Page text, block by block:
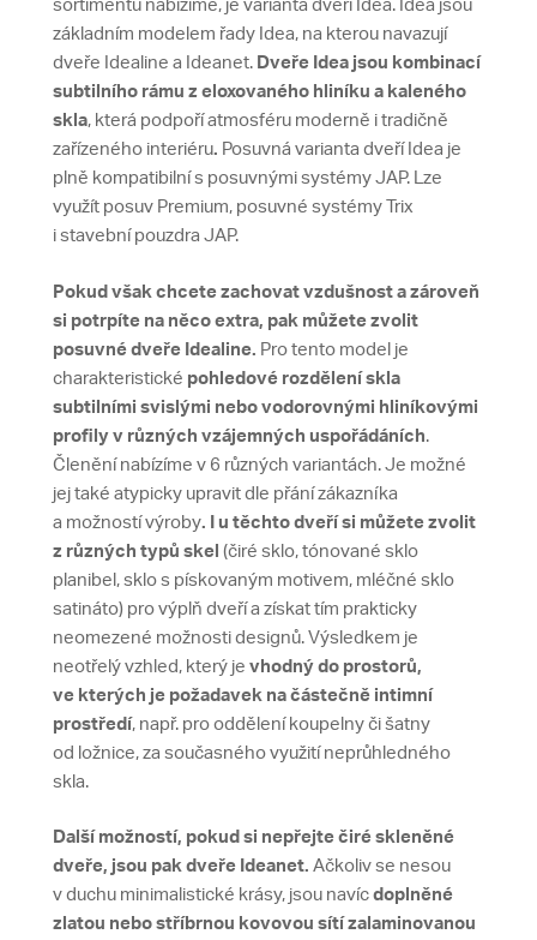
sortimentu nabízíme, je varianta dveří Idea. Idea jsou
základním modelem řady Idea, na kterou navazují
dveře Idealine a Ideanet. Dveře Idea jsou kombinací
subtilního rámu z eloxovaného hliníku a kaleného
skla, která podpoří atmosféru moderně i tradičně
zařízeného interiéru. Posuvná varianta dveří Idea je
plně kompatibilní s posuvnými systémy JAP. Lze
využít posuv Premium, posuvné systémy Trix
i stavební pouzdra JAP.
Pokud však chcete zachovat vzdušnost a zároveň
si potrpíte na něco extra, pak můžete zvolit
posuvné dveře Idealine. Pro tento model je
charakteristické pohledové rozdělení skla
subtilními svislými nebo vodorovnými hliníkovými
profily v různých vzájemných uspořádáních.
Členění nabízíme v 6 různých variantách. Je možné
jej také atypicky upravit dle přání zákazníka
a možností výroby. I u těchto dveří si můžete zvolit
z různých typů skel (čiré sklo, tónované sklo
planibel, sklo s pískovaným motivem, mléčné sklo
satináto) pro výplň dveří a získat tím prakticky
neomezené možnosti designů. Výsledkem je
neotřelý vzhled, který je vhodný do prostorů,
ve kterých je požadavek na částečně intimní
prostředí, např. pro oddělení koupelny či šatny
od ložnice, za současného využití neprůhledného
skla.
Další možností, pokud si nepřejte čiré skleněné
dveře, jsou pak dveře Ideanet. Ačkoliv se nesou
v duchu minimalistické krásy, jsou navíc doplněné
zlatou nebo stříbrnou kovovou sítí zalaminovanou